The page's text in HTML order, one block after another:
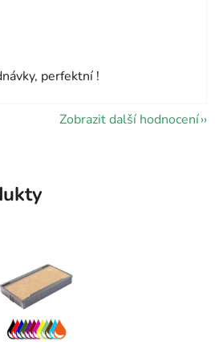
5 z 5 hvězdiček.
perfektní !
Zobrazit další hodnocení